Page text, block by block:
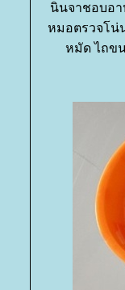
นินจาชอบอา
หมอตรวจโน่
หมัด ไถข